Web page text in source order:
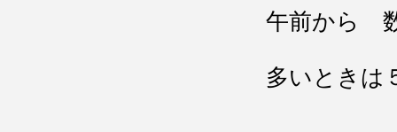
午前から
多いときは